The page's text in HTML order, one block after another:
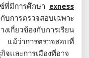
ที่มีการศึกษา exness
บการตรวจสอบเฉพาะ
งเกี่ยวข้องกับการเรียน
แม้ว่าการตรวจสอบที่
จและการเมืองที่อาจ